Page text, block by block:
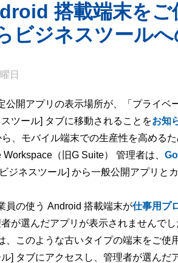
搭載端末を
ビジネスツール
日
公開アプリの表示場所が、「プライ
ツール] タブに移動されることをお知
ら、モバイル端末での生産性を高める
（旧G Suite） 管理者は、
ジネスツール] から一般公開アプリと
員の使う Android 搭載端末が仕事用プ
が選んだアプリが表示されませんで
、このような古いタイプの端末をご
] タブにアクセスし、管理者が選んだ